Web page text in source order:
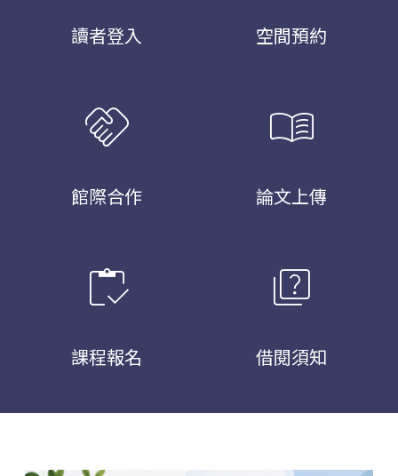
讀者登入 空間預約
handshake
館際合作
menu_book
論文上傳
inventory
課程報名
quiz
借閱須知